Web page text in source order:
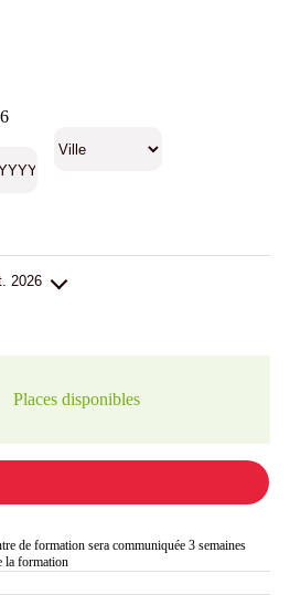
2026
Places disponibles
de formation sera communiquée 3 semaines
la formation